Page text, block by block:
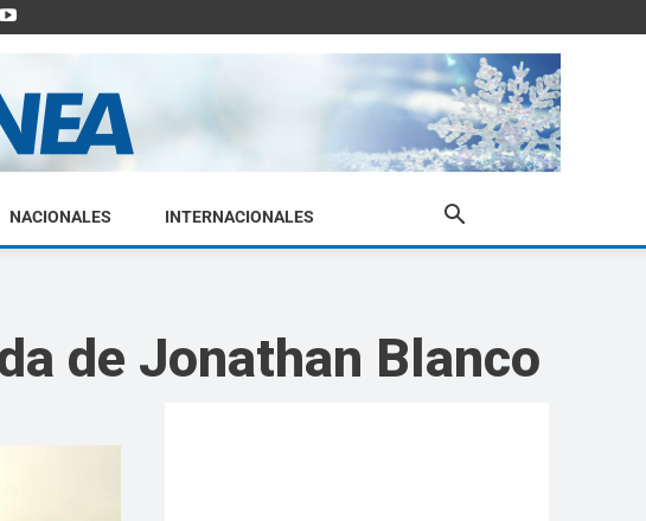
NACIONALES INTERNACIONALES
de Jonathan Blanco